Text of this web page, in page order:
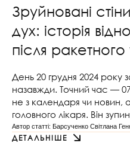
Зруйновані
дух: історія
після
День 20 грудня 2024 року
назавжди. Точний час —
не з календаря чи новин,
головного лікаря. Він
Автор статті: Барсученко Світлана
ДЕТАЛЬНІШЕ